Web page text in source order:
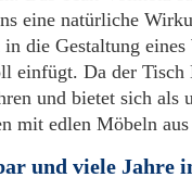
eine natürliche
die Gestaltung
einfügt. Da der
und bietet sich
mit edlen Möbeln
und viele Jahre